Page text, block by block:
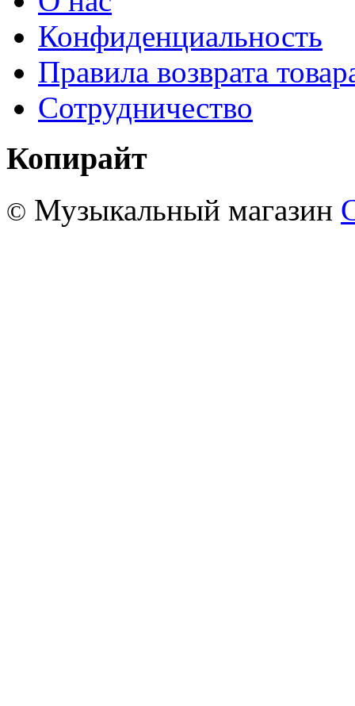
Конфиденциальность
Правила возврата
Сотрудничество
Копирайт
© Музыкальный магазин